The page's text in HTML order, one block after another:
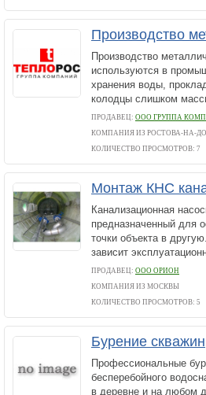
Производство
Производство
используются в
хранения воды,
колодцы слишком
ПРОДАВЕЦ: ООО ГРУППА
КОМПАНИЯ ИЗ РОСТОВА-НА-
КОЛИЧЕСТВО ПРОСМОТРОВ: 7
Монтаж КНС
Канализационная
предназначенный для
точки объекта в
зависит
ПРОДАВЕЦ: ООО ОРИОН
КОМПАНИЯ ИЗ МОСКВЫ
КОЛИЧЕСТВО ПРОСМОТРОВ: 5
Бурение скважин
Профессиональные
бесперебойного
в деревне и на любом